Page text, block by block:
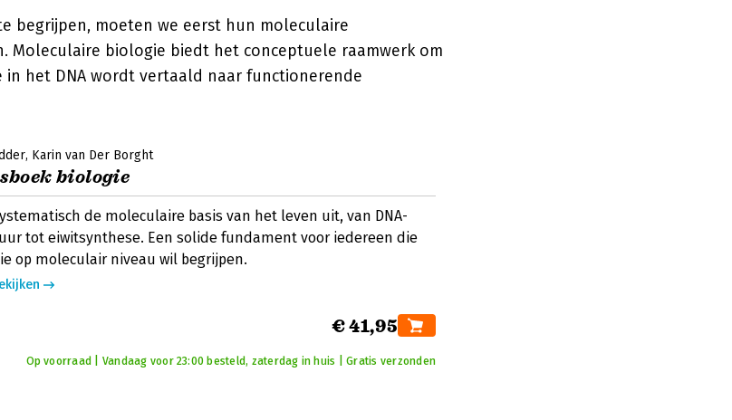
begrijpen, moeten we eerst hun moleculaire
Moleculaire biologie biedt het conceptuele raamwerk om
het DNA wordt vertaald naar functionerende
Karin van Der Borght
biologie
de moleculaire basis van het leven uit, van DNA-
tot eiwitsynthese. Een solide fundament voor iedereen die
op moleculair niveau wil begrijpen.
€ 41,95
Op voorraad | Vandaag voor 23:00 besteld, zaterdag in huis | Gratis verzonden